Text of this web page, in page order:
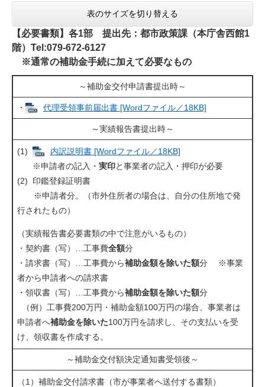
表のサイズを切り替える
【必要書類】各1部 提出先：都市政策課（本庁舎西館1
階）Tel:079-672-6127
※通常の補助金手続に加えて必要なもの
～補助金交付申請書提出時～
・ 代理受領事前届出書 [Wordファイル／18KB]
～実績報告書提出時～
(1) 内訳説明書 [Wordファイル／18KB]
※申請者の記入・ 実印と事業者の記入・押印が必要
(2) 印鑑登録証明書
※申請者分。（市外住所者の場合は、自分の住所地で発
行されたもの）
（実績報告書必要書類の中で注意がいるもの）
・契約書（写）…工事費全額分
・請求書（写）…工事費から補助金額を除いた額分 ※事業
者から申請者への請求書
・領収書（写）…工事費から補助金額を除いた額分
（例）工事費200万円・補助金額100万円の場合、事業者は
申請者へ補助金を除いた100万円を請求し、その支払いを受
け、領収書を作成する。
～補助金交付額決定通知書受領後～
（1）補助金交付請求書（市が事業者へ送付する書類）